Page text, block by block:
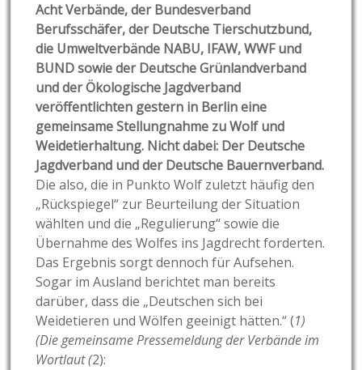
Acht Verbände, der Bundesverband
Berufsschäfer, der Deutsche Tierschutzbund,
die Umweltverbände NABU, IFAW, WWF und
BUND sowie der Deutsche Grünlandverband
und der Ökologische Jagdverband
veröffentlichten gestern in Berlin eine
gemeinsame Stellungnahme zu Wolf und
Weidetierhaltung. Nicht dabei: Der Deutsche
Jagdverband und der Deutsche Bauernverband.
Die also, die in Punkto Wolf zuletzt häufig den
„Rückspiegel“ zur Beurteilung der Situation
wählten und die „Regulierung“ sowie die
Übernahme des Wolfes ins Jagdrecht forderten.
Das Ergebnis sorgt dennoch für Aufsehen.
Sogar im Ausland berichtet man bereits
darüber, dass die „Deutschen sich bei
Weidetieren und Wölfen geeinigt hätten.“ (1)
(Die gemeinsame Pressemeldung der Verbände im
Wortlaut (2):